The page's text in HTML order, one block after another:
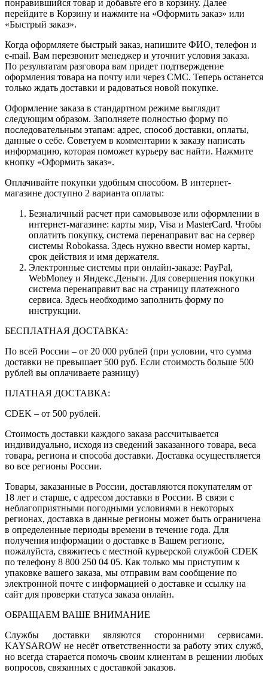
понравившийся товар и добавьте его в корзину. Далее
перейдите в Корзину и нажмите на «Оформить заказ» или
«Быстрый заказ».
Когда оформляете быстрый заказ, напишите ФИО, телефон и
e-mail. Вам перезвонит менеджер и уточнит условия заказа.
По результатам разговора вам придет подтверждение
оформления товара на почту или через СМС. Теперь останется
только ждать доставки и радоваться новой покупке.
Оформление заказа в стандартном режиме выглядит
следующим образом. Заполняете полностью форму по
последовательным этапам: адрес, способ доставки, оплаты,
данные о себе. Советуем в комментарии к заказу написать
информацию, которая поможет курьеру вас найти. Нажмите
кнопку «Оформить заказ».
Оплачивайте покупки удобным способом. В интернет-
магазине доступно 2 варианта оплаты:
Безналичный расчет при самовывозе или оформлении в
интернет-магазине: карты мир, Visa и MasterCard. Чтобы
оплатить покупку, система перенаправит вас на сервер
системы Robokassa. Здесь нужно ввести номер карты,
срок действия и имя держателя.
Электронные системы при онлайн-заказе: PayPal,
WebMoney и Яндекс.Деньги. Для совершения покупки
система перенаправит вас на страницу платежного
сервиса. Здесь необходимо заполнить форму по
инструкции.
БЕСПЛАТНАЯ ДОСТАВКА:
По всей России – от 20 000 рублей (при условии, что сумма
доставки не превышает 500 руб. Если стоимость больше 500
рублей вы оплачиваете разницу)
ПЛАТНАЯ ДОСТАВКА:
CDEK – от 500 рублей.
Стоимость доставки каждого заказа рассчитывается
индивидуально, исходя из сведений заказанного товара, веса
товара, региона и способа доставки. Доставка осуществляется
во все регионы России.
Товары, заказанные в России, доставляются покупателям от
18 лет и старше, с адресом доставки в России. В связи с
неблагоприятными погодными условиями в некоторых
регионах, доставка в данные регионы может быть ограничена
в определенные периоды времени в течение года. Для
получения информации о доставке в Вашем регионе,
пожалуйста, свяжитесь с местной курьерской службой CDEK
по телефону 8 800 250 04 05. Как только мы приступим к
упаковке вашего заказа, мы отправим вам сообщение по
электронной почте с информацией о доставке и ссылку на
сайт для проверки статуса заказа онлайн.
ОБРАЩАЕМ ВАШЕ ВНИМАНИЕ
Службы доставки являются сторонними сервисами.
KAYSAROW не несёт ответственности за работу этих служб,
но всегда старается помочь своим клиентам в решении любых
вопросов, связанных с доставкой заказов.